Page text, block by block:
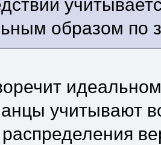
образом по
учитывают
распределения